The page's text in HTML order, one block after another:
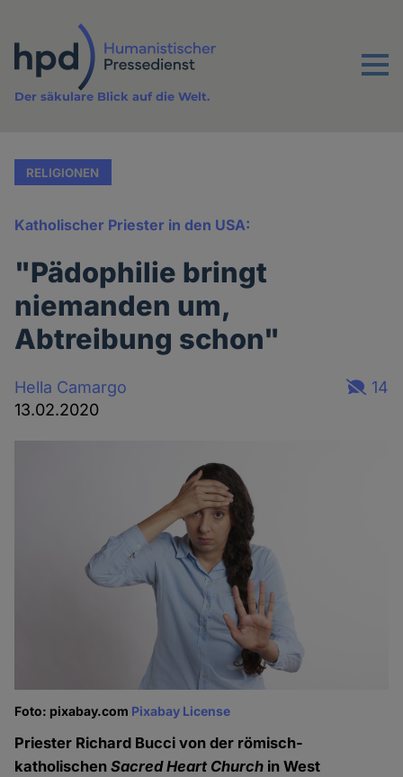
Inhalt
Menu
Der säkulare Blick auf die Welt.
RELIGIONEN
Katholischer Priester in den USA:
"Pädophilie bringt
niemanden um,
Abtreibung schon"
Hella Camargo
13.02.2020
14
Foto: pixabay.com Pixabay License
Priester Richard Bucci von der römisch-
katholischenSacred Heart Church in West